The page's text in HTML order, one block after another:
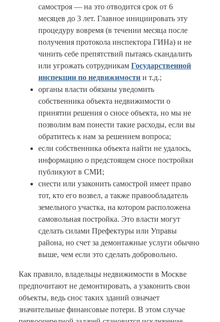
самостроя — на это отводится срок от 6
месяцев до 3 лет. Главное инициировать эту
процедуру вовремя (в течении месяца после
получения протокола инспектора ГИНа) и не
чинить себе препятствий пытаясь скандалить
или угрожать сотрудникам Государственной
инспекции по недвижимости и т.д.;
органы власти обязаны уведомить
собственника объекта недвижимости о
принятии решения о сносе объекта, но мы не
позволим вам понести такие расходы, если вы
обратитесь к нам за решением вопроса;
если собственника объекта найти не удалось,
информацию о предстоящем сносе постройки
публикуют в СМИ;
снести или узаконить самострой имеет право
тот, кто его возвел, а также правообладатель
земельного участка, на котором расположена
самовольная постройка. Это власти могут
сделать силами Префектуры или Управы
района, но счет за демонтажные услуги обычно
выше, чем если это сделать добровольно.
Как правило, владельцы недвижимости в Москве
предпочитают не демонтировать, а узаконить свои
объекты, ведь снос таких зданий означает
значительные финансовые потери. В этом случае